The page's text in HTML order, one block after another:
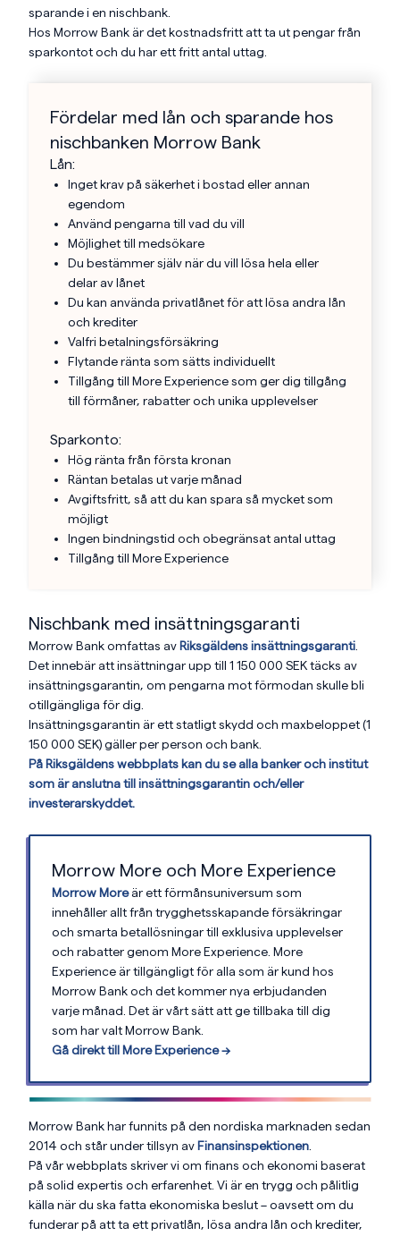
sparande i en nischbank.
Hos Morrow Bank är det kostnadsfritt att ta ut pengar från
sparkontot och du har ett fritt antal uttag.
Fördelar med lån och sparande hos
nischbanken Morrow Bank
Lån:
Inget krav på säkerhet i bostad eller annan
egendom
Använd pengarna till vad du vill
Möjlighet till medsökare
Du bestämmer själv när du vill lösa hela eller
delar av lånet
Du kan använda privatlånet för att lösa andra lån
och krediter
Valfri betalningsförsäkring
Flytande ränta som sätts individuellt
Tillgång till More Experience som ger dig tillgång
till förmåner, rabatter och unika upplevelser
Sparkonto:
Hög ränta från första kronan
Räntan betalas ut varje månad
Avgiftsfritt, så att du kan spara så mycket som
möjligt
Ingen bindningstid och obegränsat antal uttag
Tillgång till More Experience
Nischbank med insättningsgaranti
Morrow Bank omfattas av Riksgäldens insättningsgaranti
Det innebär att insättningar upp till 1 150 000 SEK täcks av
insättningsgarantin, om pengarna mot förmodan skulle bli
otillgängliga för dig.
Insättningsgarantin är ett statligt skydd och maxbeloppet (1
150 000 SEK) gäller per person och bank.
På Riksgäldens webbplats kan du se alla banker och institut
som är anslutna till insättningsgarantin och/eller
investerarskyddet.
Morrow More och More Experience
Morrow Moreär ett förmånsuniversum som
innehåller allt från trygghetsskapande försäkringar
och smarta betallösningar till exklusiva upplevelser
och rabatter genom More Experience. More
Experience är tillgängligt för alla som är kund hos
Morrow Bank och det kommer nya erbjudanden
varje månad. Det är vårt sätt att ge tillbaka till dig
som har valt Morrow Bank.
Gå direkt till More Experience —>
Morrow Bank har funnits på den nordiska marknaden sedan
2014 och står under tillsyn av Finansinspektionen
På vår webbplats skriver vi om finans och ekonomi baserat
på solid expertis och erfarenhet. Vi är en trygg och pålitlig
källa när du ska fatta ekonomiska beslut – oavsett om du
funderar på att ta ett privatlån, lösa andra lån och krediter,